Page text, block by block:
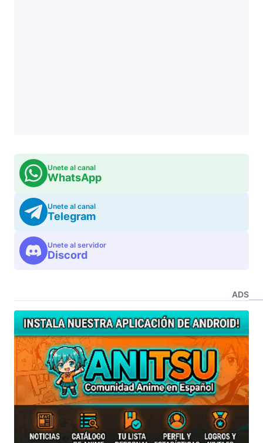
Unete al canal
WhatsApp
Unete al canal
Telegram
Unete al servidor
Discord
ADS